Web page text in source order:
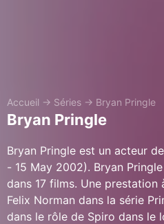
Accueil → Séries → Bryan Pringle
Bryan Pringle
Bryan Pringle est un acteur
- 15 May 2002). Bryan
dans 17 films. Une
Felix Norman dans la série
dans le rôle de Spiro dans le